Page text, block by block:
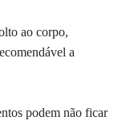
ao corpo,
a
podem não ficar